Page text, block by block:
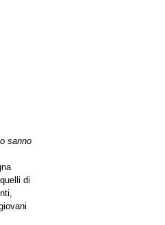
sanno
di